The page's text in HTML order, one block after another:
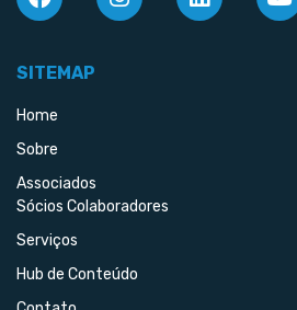
SITEMAP
Home
Sobre
Associados
Sócios Colaboradores
Serviços
Hub de Conteúdo